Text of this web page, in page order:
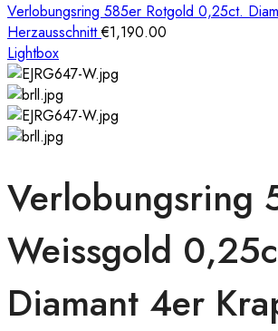
Verlobungsring 585er Rotgold 0,25ct.
Herzausschnitt€1,190.00
Lightbox
Verlobungsring
Weissgold
Diamant 4er